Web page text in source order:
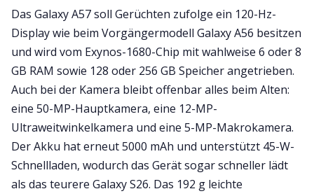
Das Galaxy A57 soll Gerüchten zufolge ein 120-Hz-
Display wie beim Vorgängermodell Galaxy A56 besitzen
und wird vom Exynos-1680-Chip mit wahlweise 6 oder 8
GB RAM sowie 128 oder 256 GB Speicher angetrieben.
Auch bei der Kamera bleibt offenbar alles beim Alten:
eine 50-MP-Hauptkamera, eine 12-MP-
Ultraweitwinkelkamera und eine 5-MP-Makrokamera.
Der Akku hat erneut 5000 mAh und unterstützt 45-W-
Schnellladen, wodurch das Gerät sogar schneller lädt
als das teurere Galaxy S26. Das 192 g leichte